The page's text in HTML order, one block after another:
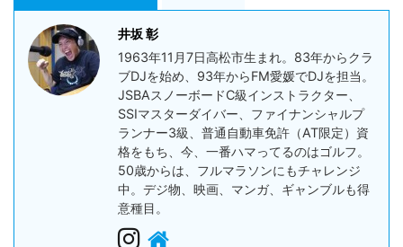
井坂 彰
1963年11月7日高松市生まれ。83年からクラ
ブDJを始め、93年からFM愛媛でDJを担当。
JSBAスノーボードC級インストラクター、
SSIマスターダイバー、ファイナンシャルプ
ランナー3級、普通自動車免許（AT限定）資
格をもち、今、一番ハマってるのはゴルフ。
50歳からは、フルマラソンにもチャレンジ
中。デジ物、映画、マンガ、ギャンブルも得
意種目。